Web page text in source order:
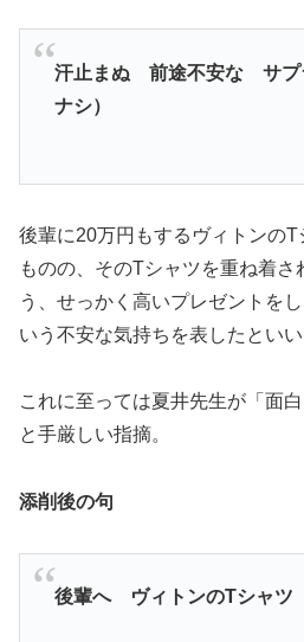
汗止まぬ 前途不安な サプ
ナシ）
後輩に20万円もするヴィトンの
ものの、そのTシャツを重ね着さ
う、せっかく高いプレゼントを
いう不安な気持ちを表したといい
これに至っては夏井先生が「面
と手厳しい指摘。
添削後の句
後輩へ ヴィトンのTシャツ